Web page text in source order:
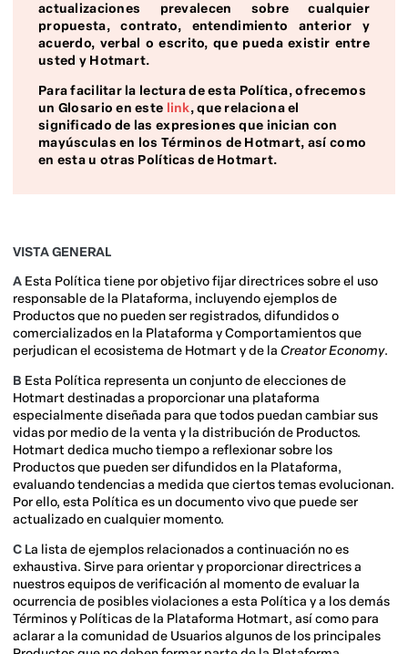
actualizaciones prevalecen sobre cualquier
propuesta, contrato, entendimiento anterior y
acuerdo, verbal o escrito, que pueda existir entre
usted y Hotmart.
Para facilitar la lectura de esta Política, ofrecemos
un Glosario en este link,que relaciona el
significado de las expresiones que inician con
mayúsculas en los Términos de Hotmart, así como
en esta u otras Políticas de Hotmart.
VISTA GENERAL
A Esta Política tiene por objetivo fijar directrices sobre el uso
responsable de la Plataforma, incluyendo ejemplos de
Productos que no pueden ser registrados, difundidos o
comercializados en la Plataforma y Comportamientos que
perjudican el ecosistema de Hotmart y de la Creator Economy.
B Esta Política representa un conjunto de elecciones de
Hotmart destinadas a proporcionar una plataforma
especialmente diseñada para que todos puedan cambiar sus
vidas por medio de la venta y la distribución de Productos.
Hotmart dedica mucho tiempo a reflexionar sobre los
Productos que pueden ser difundidos en la Plataforma,
evaluando tendencias a medida que ciertos temas evolucionan.
Por ello, esta Política es un documento vivo que puede ser
actualizado en cualquier momento.
C La lista de ejemplos relacionados a continuación no es
exhaustiva. Sirve para orientar y proporcionar directrices a
nuestros equipos de verificación al momento de evaluar la
ocurrencia de posibles violaciones a esta Política y a los demás
Términos y Políticas de la Plataforma Hotmart, así como para
aclarar a la comunidad de Usuarios algunos de los principales